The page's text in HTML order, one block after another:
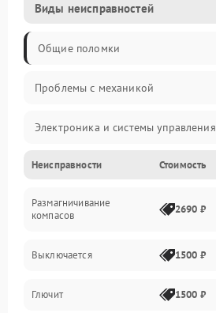
Виды неисправностей
Общие поломки
Проблемы с механикой
Электроника и системы управления
Проблемы с сигналом
Двигатели и силовая установка
Неисправности Стоимость
Размагничивание
компасов
2690 ₽
Выключается 1500 ₽
Глючит 1500 ₽